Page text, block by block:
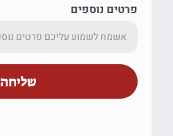
פרטים נוספים
שליחה